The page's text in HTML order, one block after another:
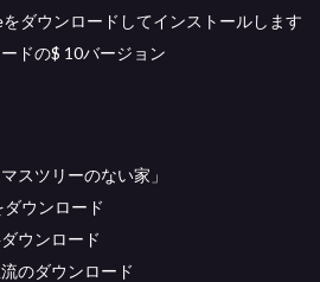
ダウンロードしてインストールします
ドの$ 10バージョン
スツリーのない家」
ウンロード
ウンロード
のダウンロード